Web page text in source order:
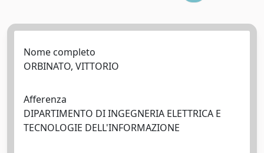
Nome completo
ORBINATO, VITTORIO
Afferenza
DIPARTIMENTO DI INGEGNERIA ELETTRICA E
TECNOLOGIE DELL'INFORMAZIONE